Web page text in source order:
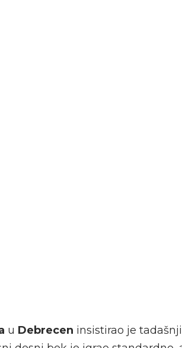
u Debrecen insistirao je